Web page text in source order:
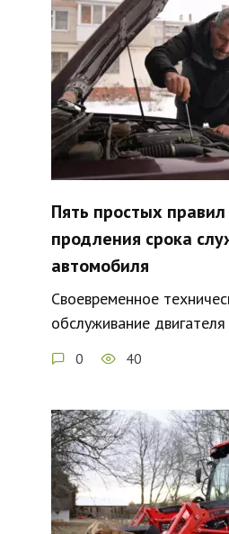
Пять простых
продления срока
автомобиля
Своевременное
обслуживание
0 40